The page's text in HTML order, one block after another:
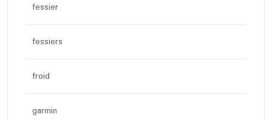
fessier
fessiers
froid
garmin